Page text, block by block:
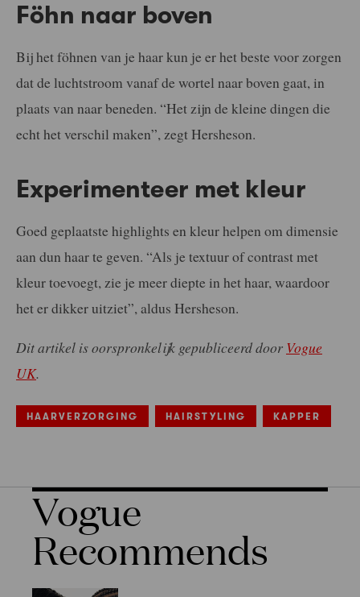
Föhn naar boven
Bij het föhnen van je haar kun je er het beste voor zorgen
dat de luchtstroom vanaf de wortel naar boven gaat, in
plaats van naar beneden. “Het zijn de kleine dingen die
echt het verschil maken”, zegt Hersheson.
Experimenteer met kleur
Goed geplaatste highlights en kleur helpen om dimensie
aan dun haar te geven. “Als je textuur of contrast met
kleur toevoegt, zie je meer diepte in het haar, waardoor
het er dikker uitziet”, aldus Hersheson.
Dit artikel is oorspronkelijk gepubliceerd door Vogue
UK.
HAARVERZORGING HAIRSTYLING KAPPER
Vogue
Recommends